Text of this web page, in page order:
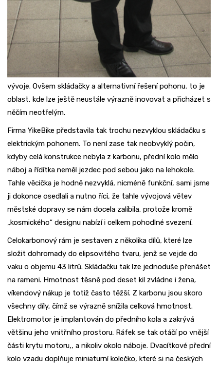
vývoje. Ovšem skládačky a alternativní řešení pohonu, to je
oblast, kde lze ještě neustále výrazně inovovat a přicházet s
něčím neotřelým.
Firma YikeBike představila tak trochu nezvyklou skládačku s
elektrickým pohonem. To není zase tak neobvyklý počin,
kdyby celá konstrukce nebyla z karbonu, přední kolo mělo
náboj a řídítka neměl jezdec pod sebou jako na lehokole.
Tahle věcička je hodně nezvyklá, nicméně funkční, sami jsme
ji dokonce osedlali a nutno říci, že tahle vývojová větev
městské dopravy se nám docela zalíbila, protože kromě
„kosmického“ designu nabízí i celkem pohodlné svezení.
Celokarbonový rám je sestaven z několika dílů, které lze
složit dohromady do elipsovitého tvaru, jenž se vejde do
vaku o objemu 43 litrů. Skládačku tak lze jednoduše přenášet
na rameni. Hmotnost těsně pod deset kil zvládne i žena,
víkendový nákup je totiž často těžší. Z karbonu jsou skoro
všechny díly, čímž se výrazně snížila celková hmotnost.
Elektromotor je implantován do předního kola a zakrývá
většinu jeho vnitřního prostoru. Ráfek se tak otáčí po vnější
části krytu motoru,, a nikoliv okolo náboje. Dvacítkové přední
kolo vzadu doplňuje miniaturní kolečko, které si na českých